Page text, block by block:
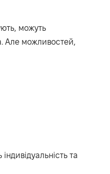
можуть
Але можливостей,
та